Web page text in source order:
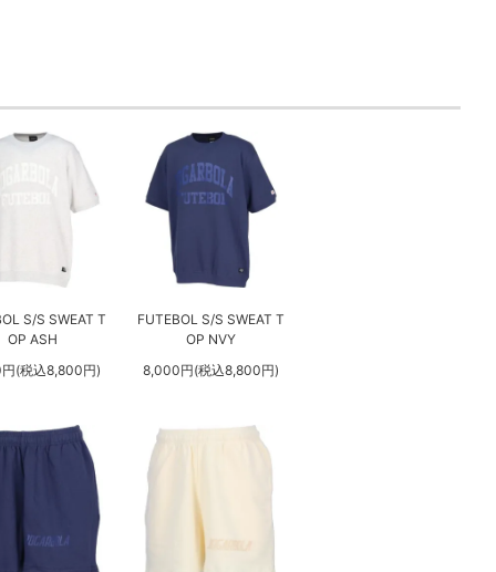
S/S SWEAT T
OP ASH
(税込8,800円)
FUTEBOL S/S SWEAT T
OP NVY
8,000円(税込8,800円)